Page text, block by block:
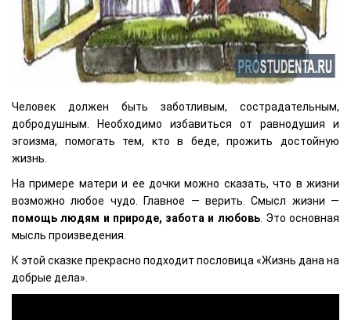
Человек должен быть заботливым, сострадательным,
добродушным. Необходимо избавиться от равнодушия и
эгоизма, помогать тем, кто в беде, прожить достойную
жизнь.
На примере матери и ее дочки можно сказать, что в жизни
возможно любое чудо. Главное — верить. Смысл жизни —
помощь людям и природе, забота и любовь. Это основная
мысль произведения.
К этой сказке прекрасно подходит пословица «Жизнь дана на
добрые дела».